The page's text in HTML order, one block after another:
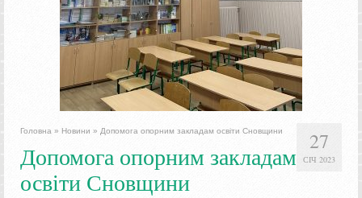
27
СІЧ 2023
Головна » Новини » Допомога опорним закладам освіти Сновщини
Допомога опорним закладам
освіти Сновщини